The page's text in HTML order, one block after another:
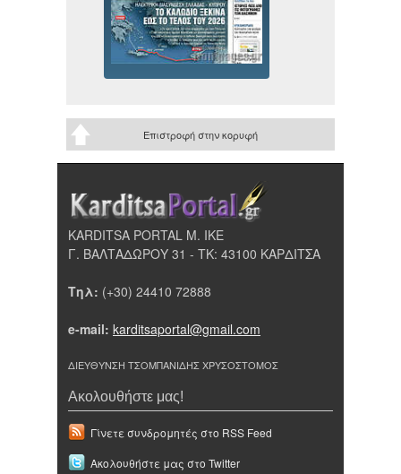
Επιστροφή στην κορυφή
KARDITSA PORTAL Μ. ΙΚΕ
Γ. ΒΑΛΤΑΔΩΡΟΥ 31 - ΤΚ: 43100 ΚΑΡΔΙΤΣΑ
Τηλ: (+30) 24410 72888
e-mail: karditsaportal@gmail.com
ΔΙΕΥΘΥΝΣΗ ΤΣΟΜΠΑΝΙΔΗΣ ΧΡΥΣΟΣΤΟΜΟΣ
Ακολουθήστε μας!
Γίνετε συνδρομητές στο RSS Feed
Ακολουθήστε μας στο Twitter